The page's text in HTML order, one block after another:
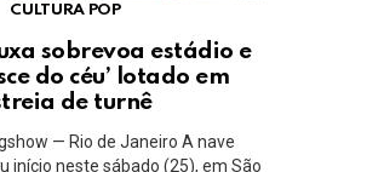
CULTURA POP
sobrevoa estádio e
do céu’ lotado em
de turnê
— Rio de Janeiro A nave
início neste sábado (25), em São